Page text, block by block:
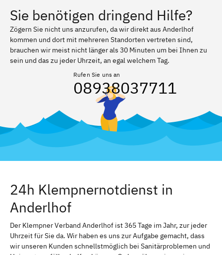
Sie benötigen dringend Hilfe?
Zögern Sie nicht uns anzurufen, da wir direkt aus Anderlhof
kommen und dort mit mehreren Standorten vertreten sind,
brauchen wir meist nicht länger als 30 Minuten um bei Ihnen zu
sein und das zu jeder Uhrzeit, an egal welchem Tag.
Rufen Sie uns an
08938037711
24h Klempnernotdienst in
Anderlhof
Der Klempner Verband Anderlhof ist 365 Tage im Jahr, zur jeder
Uhrzeit für Sie da. Wir haben es uns zur Aufgabe gemacht, dass
wir unseren Kunden schnellstmöglich bei Sanitärproblemen und